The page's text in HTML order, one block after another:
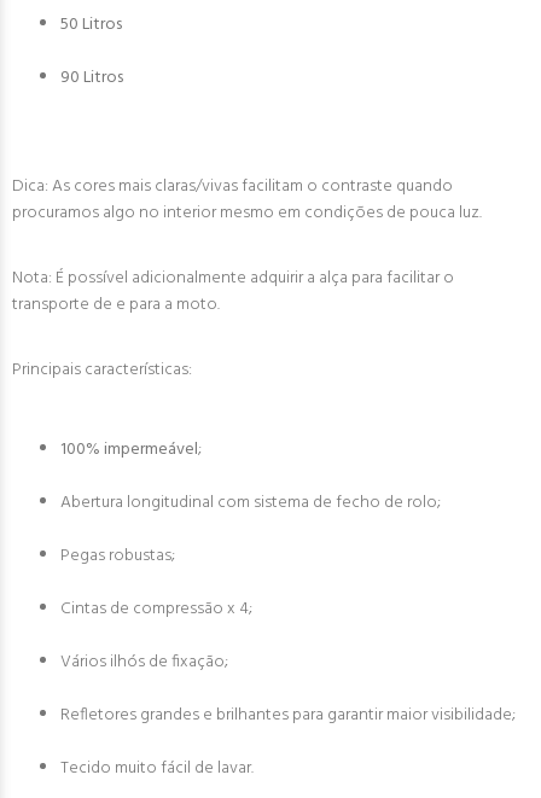
50 Litros
90 Litros
Dica: As cores mais claras/vivas facilitam o contraste quando
procuramos algo no interior mesmo em condições de pouca luz.
Nota: É possível adicionalmente adquirir a alça para facilitar o
transporte de e para a moto.
Principais características:
100% impermeável;
Abertura longitudinal com sistema de fecho de rolo;
Pegas robustas;
Cintas de compressão x 4;
Vários ilhós de fixação;
Refletores grandes e brilhantes para garantir maior visibilidade;
Tecido muito fácil de lavar.